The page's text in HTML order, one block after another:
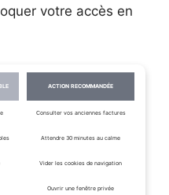
votre accès en
ACTION RECOMMANDÉE
Consulter vos anciennes factures
Attendre 30 minutes au calme
Vider les cookies de navigation
Ouvrir une fenêtre privée